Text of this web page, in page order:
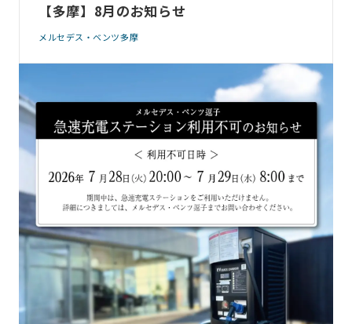
【多摩】8月のお知らせ
メルセデス・ベンツ多摩